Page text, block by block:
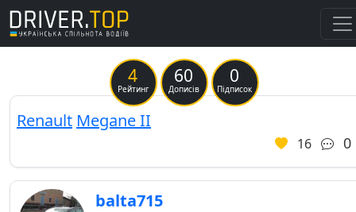
4
Рейтинг
60
Дописів
0
Підписок
Renault Megane II
16 0
balta715